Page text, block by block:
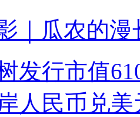
｜瓜农的漫
发行市值
人民币兑